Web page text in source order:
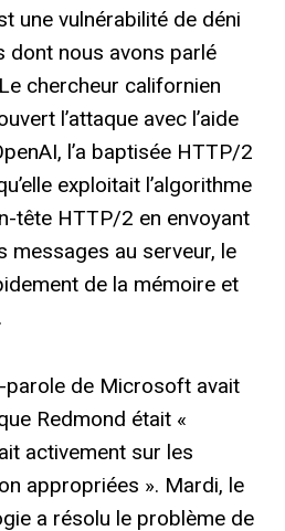
une vulnérabilité de déni
dont nous avons parlé
chercheur californien
l’attaque avec l’aide
l’a baptisée HTTP/2
exploitait l’algorithme
tête HTTP/2 en envoyant
messages au serveur, le
de la mémoire et
parole de Microsoft avait
Redmond était «
activement sur les
appropriées ». Mardi, le
a résolu le problème de